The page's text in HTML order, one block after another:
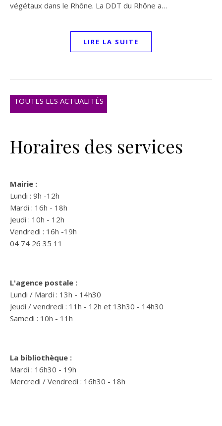
végétaux dans le Rhône. La DDT du Rhône a…
LIRE LA SUITE
TOUTES LES ACTUALITÉS
Horaires des services
Mairie :
Lundi : 9h -12h
Mardi : 16h - 18h
Jeudi : 10h - 12h
Vendredi : 16h -19h
04 74 26 35 11
L'agence postale :
Lundi / Mardi : 13h - 14h30
Jeudi / vendredi : 11h - 12h et 13h30 - 14h30
Samedi : 10h - 11h
La bibliothèque :
Mardi : 16h30 - 19h
Mercredi / Vendredi : 16h30 - 18h